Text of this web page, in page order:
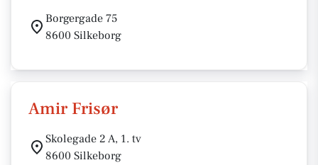
Borgergade 75
8600 Silkeborg
Amir Frisør
Skolegade 2 A, 1. tv
8600 Silkeborg